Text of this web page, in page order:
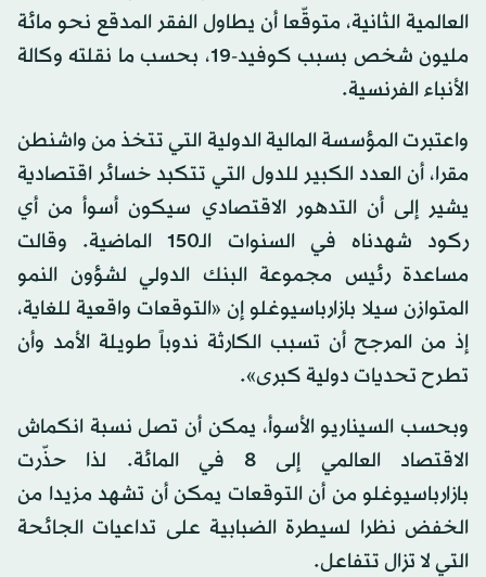
العالمية الثانية، متوقّعا أن يطاول الفقر المدقع نحو مائة
مليون شخص بسبب كوفيد-19، بحسب ما نقلته وكالة
الأنباء الفرنسية.
واعتبرت المؤسسة المالية الدولية التي تتخذ من واشنطن
مقرا، أن العدد الكبير للدول التي تتكبد خسائر اقتصادية
يشير إلى أن التدهور الاقتصادي سيكون أسوأ من أي
ركود شهدناه في السنوات الـ150 الماضية. وقالت
مساعدة رئيس مجموعة البنك الدولي لشؤون النمو
المتوازن سيلا بازارباسيوغلو إن «التوقعات واقعية للغاية،
إذ من المرجح أن تسبب الكارثة ندوباً طويلة الأمد وأن
تطرح تحديات دولية كبرى».
وبحسب السيناريو الأسوأ، يمكن أن تصل نسبة انكماش
الاقتصاد العالمي إلى 8 في المائة. لذا حذّرت
بازارباسيوغلو من أن التوقعات يمكن أن تشهد مزيدا من
الخفض نظرا لسيطرة الضبابية على تداعيات الجائحة
التي لا تزال تتفاعل.